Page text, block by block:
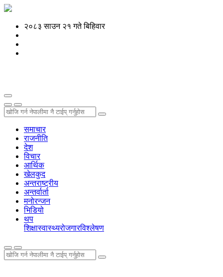
२०८३ साउन २१ गते बिहिवार
समाचार
राजनीति
देश
विचार
आर्थिक
खेलकुद
अन्तराष्ट्रीय
अन्तर्वार्ता
मनोरन्जन
भिडियो
थप
शिक्षास्वास्थ्यरोजगारविश्लेषण